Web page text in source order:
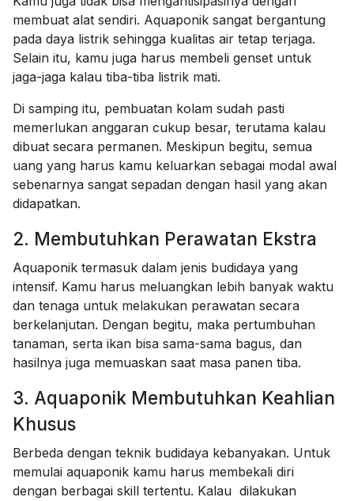
membuat alat sendiri. Aquaponik sangat bergantung
pada daya listrik sehingga kualitas air tetap terjaga.
Selain itu, kamu juga harus membeli genset untuk
jaga-jaga kalau tiba-tiba listrik mati.
Di samping itu, pembuatan kolam sudah pasti
memerlukan anggaran cukup besar, terutama kalau
dibuat secara permanen. Meskipun begitu, semua
uang yang harus kamu keluarkan sebagai modal awal
sebenarnya sangat sepadan dengan hasil yang akan
didapatkan.
2. Membutuhkan Perawatan Ekstra
Aquaponik termasuk dalam jenis budidaya yang
intensif. Kamu harus meluangkan lebih banyak waktu
dan tenaga untuk melakukan perawatan secara
berkelanjutan. Dengan begitu, maka pertumbuhan
tanaman, serta ikan bisa sama-sama bagus, dan
hasilnya juga memuaskan saat masa panen tiba.
3. Aquaponik Membutuhkan Keahlian
Khusus
Berbeda dengan teknik budidaya kebanyakan. Untuk
memulai aquaponik kamu harus membekali diri
dengan berbagai skill tertentu. Kalau dilakukan